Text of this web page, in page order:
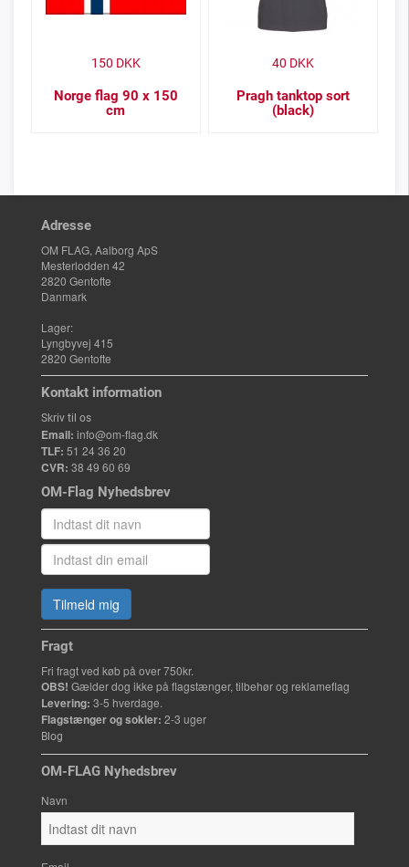
Norge flag 90 x 150
cm
150 DKK
Pragh tanktop sort
(black)
40 DKK
Adresse
OM FLAG, Aalborg ApS
Mesterlodden 42
2820 Gentofte
Danmark
Lager:
Lyngbyvej 415
2820 Gentofte
Kontakt information
Skriv til os
Email: info@om-flag.dk
TLF: 51 24 36 20
CVR: 38 49 60 69
OM-Flag Nyhedsbrev
Tilmeld mig
Fragt
Fri fragt ved køb på over 750kr.
OBS! Gælder dog ikke på flagstænger, tilbehør og reklameflag
Levering: 3-5 hverdage.
Flagstænger og sokler: 2-3 uger
Blog
OM-FLAG Nyhedsbrev
Navn